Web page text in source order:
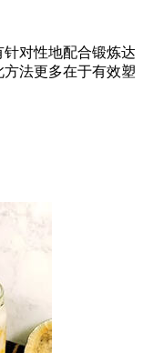
对性地配合锻炼达
法更多在于有效塑